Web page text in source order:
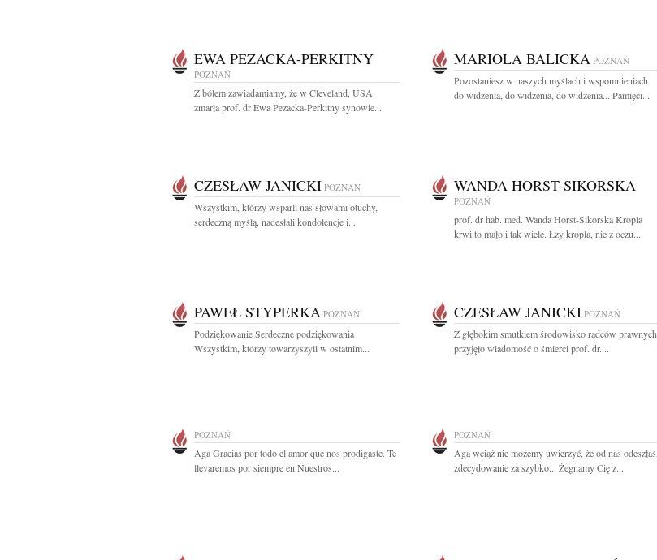
EWA PEZACKA-PERKITNY
POZNAŃ
Z bólem zawiadamiamy, że w Cleveland, USA
zmarła prof. dr Ewa Pezacka-Perkitny synowie...
MARIOLA BALICKA POZNAŃ
Pozostaniesz w naszych myślach i wspomnieniach
do widzenia, do widzenia, do widzenia... Pamięci...
CZESŁAW JANICKI POZNAŃ
Wszystkim, którzy wsparli nas słowami otuchy,
serdeczną myślą, nadesłali kondolencje i...
WANDA HORST-SIKORSKA
POZNAŃ
prof. dr hab. med. Wanda Horst-Sikorska Kropla
krwi to mało i tak wiele. Łzy kropla, nie z oczu...
PAWEŁ STYPERKA POZNAŃ
Podziękowanie Serdeczne podziękowania
Wszystkim, którzy towarzyszyli w ostatnim...
CZESŁAW JANICKI POZNAŃ
Z głębokim smutkiem środowisko radców prawnych
przyjęło wiadomość o śmierci prof. dr....
POZNAŃ
Aga Gracias por todo el amor que nos prodigaste. Te
llevaremos por siempre en Nuestros...
POZNAŃ
Aga wciąż nie możemy uwierzyć, że od nas odeszłaś,
zdecydowanie za szybko... Żegnamy Cię z...